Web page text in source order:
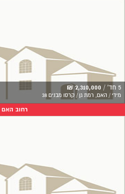
5 חד' / 2,310,000 ₪
מידי / האם, רמת גן / קרסו מבנים 38
רחוב האם